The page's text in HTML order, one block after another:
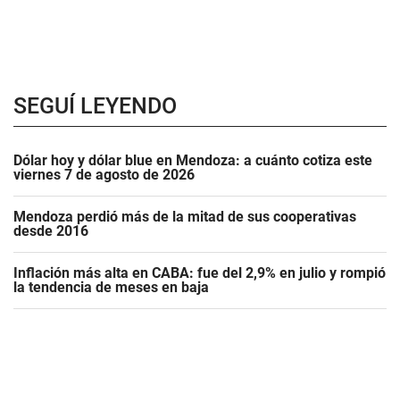
SEGUÍ LEYENDO
Dólar hoy y dólar blue en Mendoza: a cuánto cotiza este
viernes 7 de agosto de 2026
Mendoza perdió más de la mitad de sus cooperativas
desde 2016
Inflación más alta en CABA: fue del 2,9% en julio y rompió
la tendencia de meses en baja